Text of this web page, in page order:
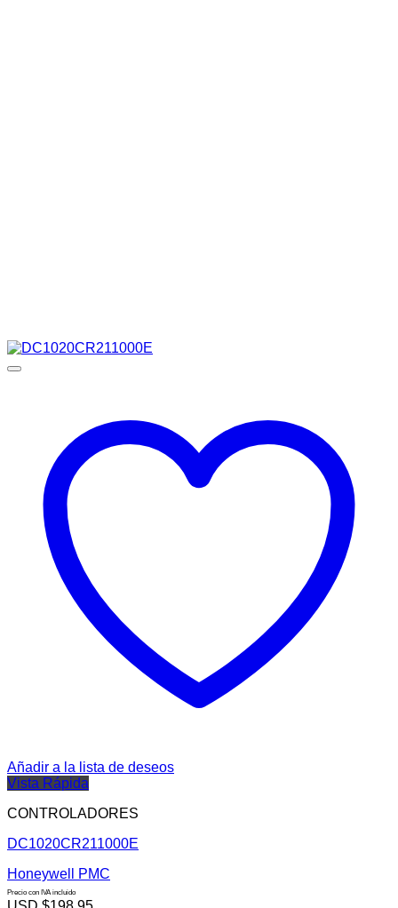
Añadir a la lista de deseos
Vista Rápida
CONTROLADORES
DC1020CR211000E
Honeywell PMC
Precio con IVA incluido